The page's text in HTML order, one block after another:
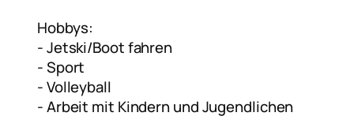
Hobbys:
-⁠ ⁠Jetski/Boot fahren
-⁠ ⁠Sport
-⁠ ⁠Volleyball
-⁠ ⁠Arbeit mit Kindern und Jugendlichen